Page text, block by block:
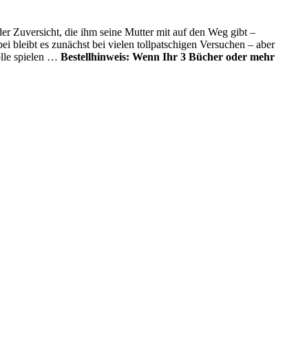
Zuversicht, die ihm seine Mutter mit auf den Weg gibt –
bleibt es zunächst bei vielen tollpatschigen Versuchen – aber
spielen … Bestellhinweis: Wenn Ihr 3 Bücher oder mehr